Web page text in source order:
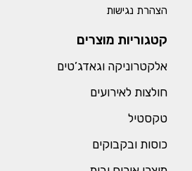
הצהרת נגישות
קטגוריות מוצרים
אלקטרוניקה וגאדג’טים
חולצות לאירועים
טקסטיל
כוסות ובקבוקים